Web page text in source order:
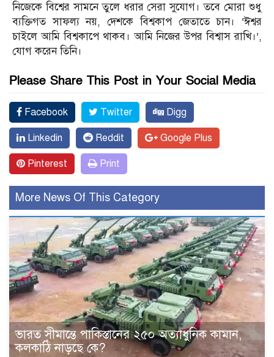
নিজেকে বিশ্বের সামনে তুলে ধরার সেরা সুযোগ। তবে মোরা শুধু
ব্যক্তিগত সাফল্য নয়, দেশকে বিশ্বকাপ জেতাতে চান। ‘ঈশ্বর
চাইলে আমি বিশ্বকাপে থাকব। আমি নিজের উপর বিশ্বাস রাখি।’,
যোগ করেন তিনি।
Please Share This Post in Your Social Media
Facebook Twitter Digg
Linkedin Reddit Google Plus
Pinterest Print
More News Of This Category
ভারত সীমান্তে পাকিস্তানের ২৫০ অত্যাধুনিক কামান,
কলকাঠি নাড়ছে কে?